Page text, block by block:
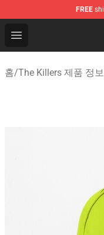
FREE
Open menu
The Killers Shop
홈/The Killers 제품 정보